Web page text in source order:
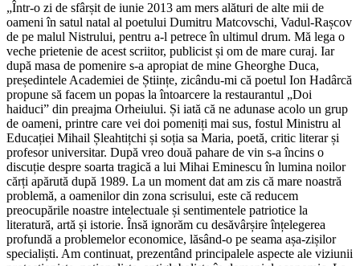
„Într-o zi de sfârșit de iunie 2013 am mers alături de alte mii de
oameni în satul natal al poetului Dumitru Matcovschi, Vadul-Rașcov
de pe malul Nistrului, pentru a-l petrece în ultimul drum. Mă lega o
veche prietenie de acest scriitor, publicist și om de mare curaj. Iar
după masa de pomenire s-a apropiat de mine Gheorghe Duca,
președintele Academiei de Științe, zicându-mi că poetul Ion Hadârcă
propune să facem un popas la întoarcere la restaurantul „Doi
haiduci” din preajma Orheiului. Și iată că ne adunase acolo un grup
de oameni, printre care vei doi pomeniți mai sus, fostul Ministru al
Educației Mihail Șleahtițchi și soția sa Maria, poetă, critic literar și
profesor universitar. După vreo două pahare de vin s-a încins o
discuție despre soarta tragică a lui Mihai Eminescu în lumina noilor
cărți apărută după 1989. La un moment dat am zis că mare noastră
problemă, a oamenilor din zona scrisului, este că reducem
preocupările noastre intelectuale și sentimentele patriotice la
literatură, artă și istorie. Însă ignorăm cu desăvârșire înțelegerea
profundă a problemelor economice, lăsând-o pe seama așa-zișilor
specialiști. Am continuat, prezentând principalele aspecte ale viziunii